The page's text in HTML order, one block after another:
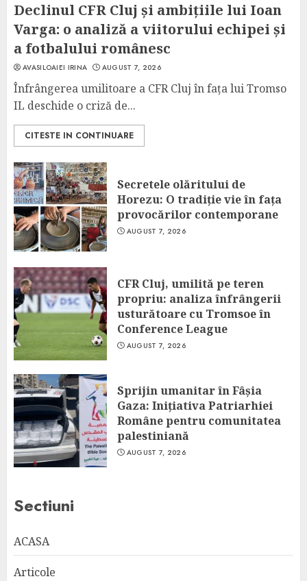
Declinul CFR Cluj și ambițiile lui Ioan
Varga: o analiză a viitorului echipei și
a fotbalului românesc
AVASILOAIEI IRINA AUGUST 7, 2026
Înfrângerea umilitoare a CFR Cluj în fața lui Tromso
IL deschide o criză de...
CITESTE IN CONTINUARE
Secretele olăritului de
Horezu: O tradiție vie în fața
provocărilor contemporane
AUGUST 7, 2026
CFR Cluj, umilită pe teren
propriu: analiza înfrângerii
usturătoare cu Tromsoe în
Conference League
AUGUST 7, 2026
Sprijin umanitar în Fâșia
Gaza: Inițiativa Patriarhiei
Române pentru comunitatea
palestiniană
AUGUST 7, 2026
Sectiuni
ACASA
Articole